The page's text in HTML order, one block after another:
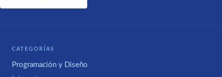
CATEGORÍAS
Programación y Diseño